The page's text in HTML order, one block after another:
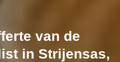
van de
in Strijensas,